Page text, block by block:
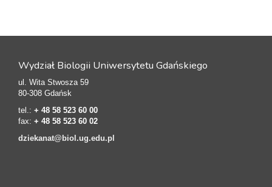
Wydział Biologii Uniwersytetu Gdańskiego
ul. Wita Stwosza 59
80-308 Gdańsk
tel.: + 48 58 523 60 00
fax: + 48 58 523 60 02
dziekanat@biol.ug.edu.pl